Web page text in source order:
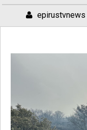
epirustvnews